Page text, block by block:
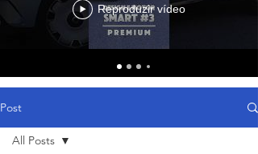
Reproduzir vídeo
Post
All Posts